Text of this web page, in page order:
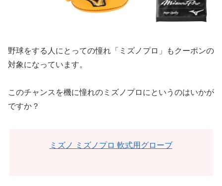
野球をする人にとっての憧れ「ミズノプロ」もクーポンの
対象になっています。
このチャンスを機に憧れのミズノプロにというのはいかが
ですか？
ミズノ ミズノプロ 軟式用グローブ